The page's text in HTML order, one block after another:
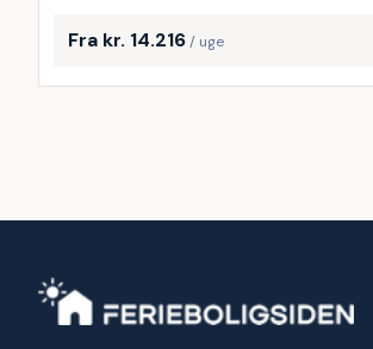
Fra kr. 14.216/ uge